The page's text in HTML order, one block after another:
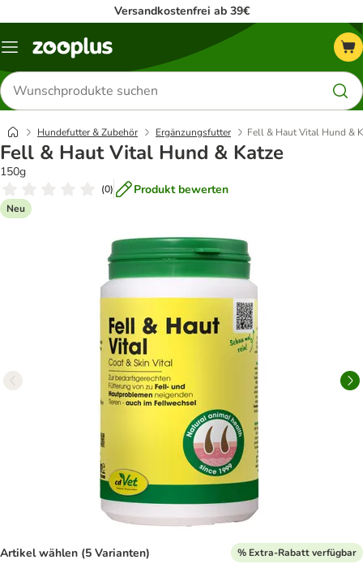
Versandkostenfrei ab 39€
Menü
Produkte
suchen
Hundefutter & Zubehör Ergänzungsfutter Fell & Haut Vital Hund &
Fell & Haut Vital Hund & Katze
150g
(0) Produkt bewerten
Neu
Artikel wählen (5 Varianten) % Extra-Rabatt verfügbar